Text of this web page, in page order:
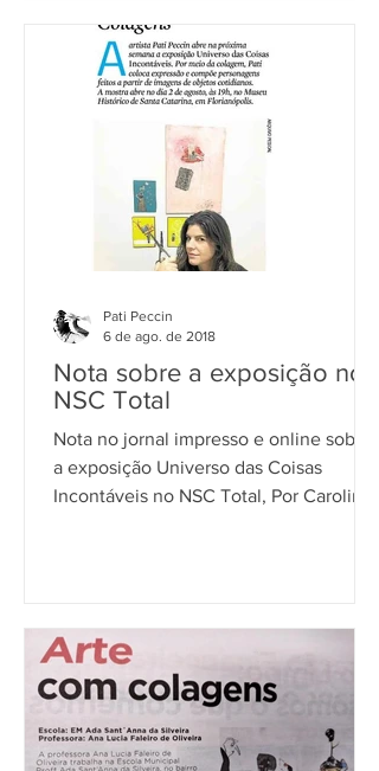
Nota sobre a exposição no
NSC Total
Nota no jornal impresso e online sobre
a exposição Universo das Coisas
Incontáveis no NSC Total, Por Caroline
Pati Peccin
6 de ago. de 2018